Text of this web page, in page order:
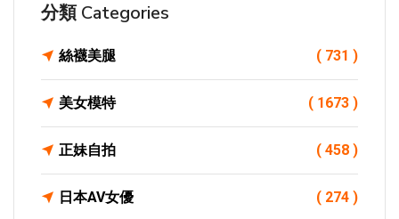
分類 Categories
絲襪美腿 ( 731 )
美女模特 ( 1673 )
正妹自拍 ( 458 )
日本AV女優 ( 274 )